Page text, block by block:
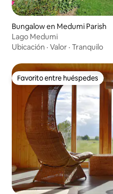
Bungalow en Medumi Parish
Lago Medumi
Ubicación · Valor · Tranquilo
Favorito entre huéspedes
Favorito entre huéspedes